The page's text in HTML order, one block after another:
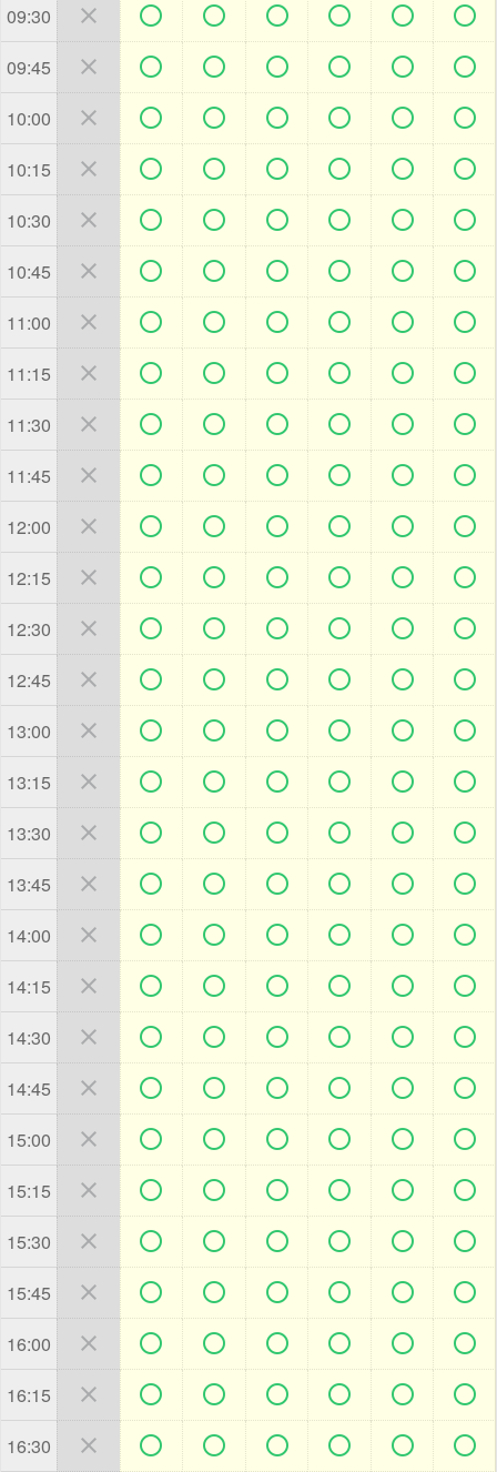
09:30       
09:45       
10:00       
10:15       
10:30       
10:45       
11:00       
11:15       
11:30       
11:45       
12:00       
12:15       
12:30       
12:45       
13:00       
13:15       
13:30       
13:45       
14:00       
14:15       
14:30       
14:45       
15:00       
15:15       
15:30       
15:45       
16:00       
16:15       
16:30       